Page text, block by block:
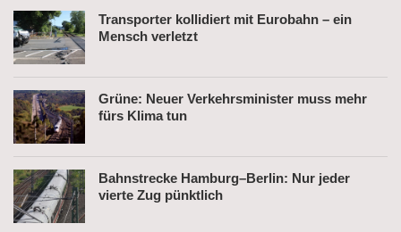
Transporter kollidiert mit Eurobahn – ein
Mensch verletzt
Grüne: Neuer Verkehrsminister muss mehr
fürs Klima tun
Bahnstrecke Hamburg–Berlin: Nur jeder
vierte Zug pünktlich